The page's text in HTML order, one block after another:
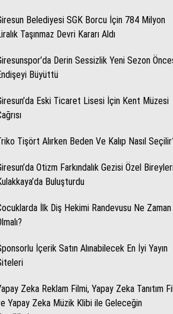
Belediyesi SGK Borcu İçin 784 Milyon
Taşınmaz Devri Kararı Aldı
Derin Sessizlik Yeni Sezon
Büyüttü
Eski Ticaret Lisesi İçin Kent Müzesi
Tişört Alırken Beden Ve Kalıp Nasıl
Otizm Farkındalık Gezisi Özel
Buluşturdu
İlk Diş Hekimi Randevusu Ne Zaman
İçerik Satın Alınabilecek En İyi Yayın
Zeka Reklam Filmi, Yapay Zeka Tanıtım
Yapay Zeka Müzik Klibi ile Geleceğin